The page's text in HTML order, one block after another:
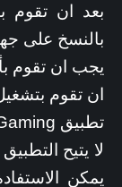
بالنسخ على
ان تقوم
تطبيق Razer Gaming